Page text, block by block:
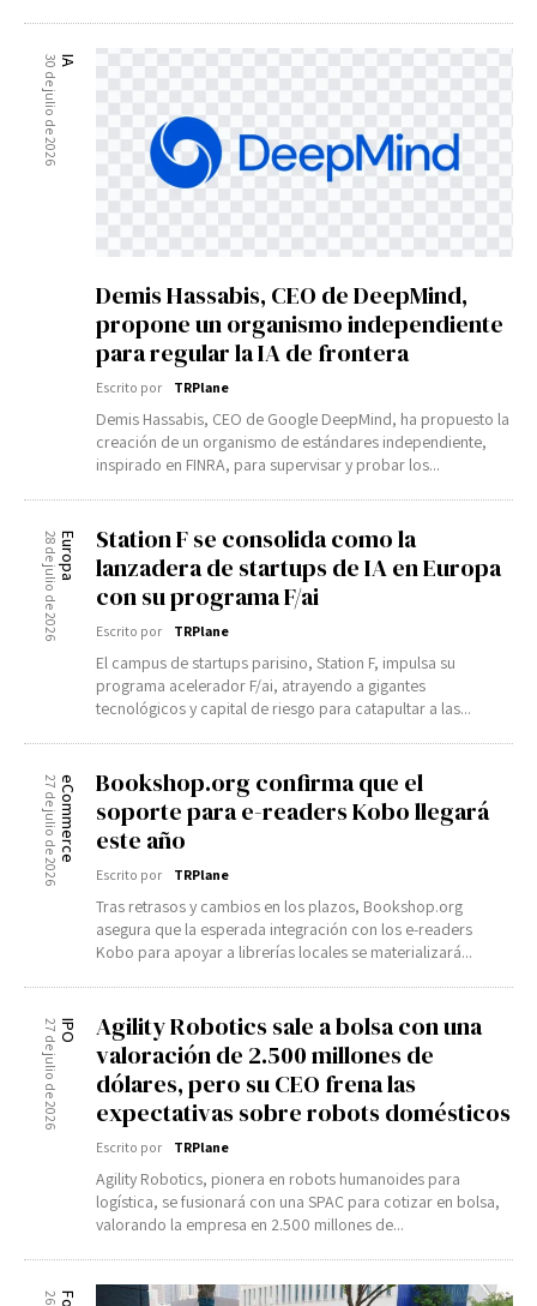
IA
30 de julio de 2026
Demis Hassabis, CEO de DeepMind,
propone un organismo independiente
para regular la IA de frontera
Escrito por TRPlane
Demis Hassabis, CEO de Google DeepMind, ha propuesto la
creación de un organismo de estándares independiente,
inspirado en FINRA, para supervisar y probar los...
Europa
28 de julio de 2026
Station F se consolida como la
lanzadera de startups de IA en Europa
con su programa F/ai
Escrito por TRPlane
El campus de startups parisino, Station F, impulsa su
programa acelerador F/ai, atrayendo a gigantes
tecnológicos y capital de riesgo para catapultar a las...
eCommerce
27 de julio de 2026
Bookshop.org confirma que el
soporte para e-readers Kobo llegará
este año
Escrito por TRPlane
Tras retrasos y cambios en los plazos, Bookshop.org
asegura que la esperada integración con los e-readers
Kobo para apoyar a librerías locales se materializará...
IPO
27 de julio de 2026
Agility Robotics sale a bolsa con una
valoración de 2.500 millones de
dólares, pero su CEO frena las
expectativas sobre robots domésticos
Escrito por TRPlane
Agility Robotics, pionera en robots humanoides para
logística, se fusionará con una SPAC para cotizar en bolsa,
valorando la empresa en 2.500 millones de...